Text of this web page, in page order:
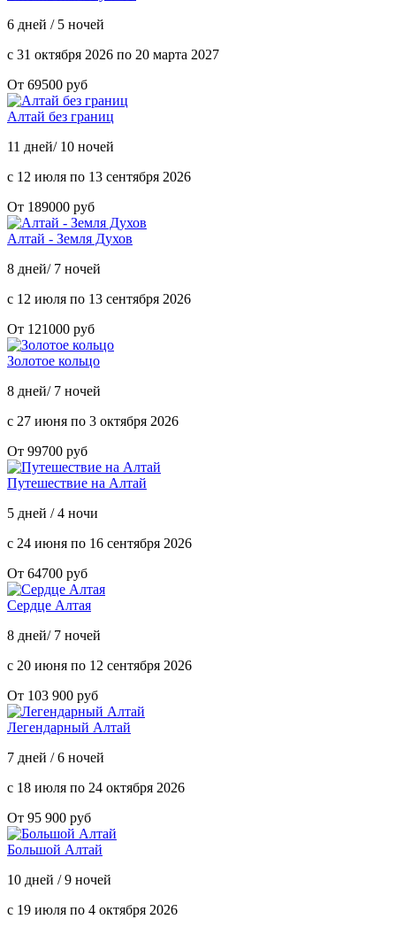
6 дней / 5 ночей
с 31 октября 2026 по 20 марта 2027
От 69500 руб
Алтай без границ
11 дней/ 10 ночей
с 12 июля по 13 сентября 2026
От 189000 руб
Алтай - Земля Духов
8 дней/ 7 ночей
с 12 июля по 13 сентября 2026
От 121000 руб
Золотое кольцо
8 дней/ 7 ночей
с 27 июня по 3 октября 2026
От 99700 руб
Путешествие на Алтай
5 дней / 4 ночи
с 24 июня по 16 сентября 2026
От 64700 руб
Сердце Алтая
8 дней/ 7 ночей
с 20 июня по 12 сентября 2026
От 103 900 руб
Легендарный Алтай
7 дней / 6 ночей
с 18 июля по 24 октября 2026
От 95 900 руб
Большой Алтай
10 дней / 9 ночей
с 19 июля по 4 октября 2026